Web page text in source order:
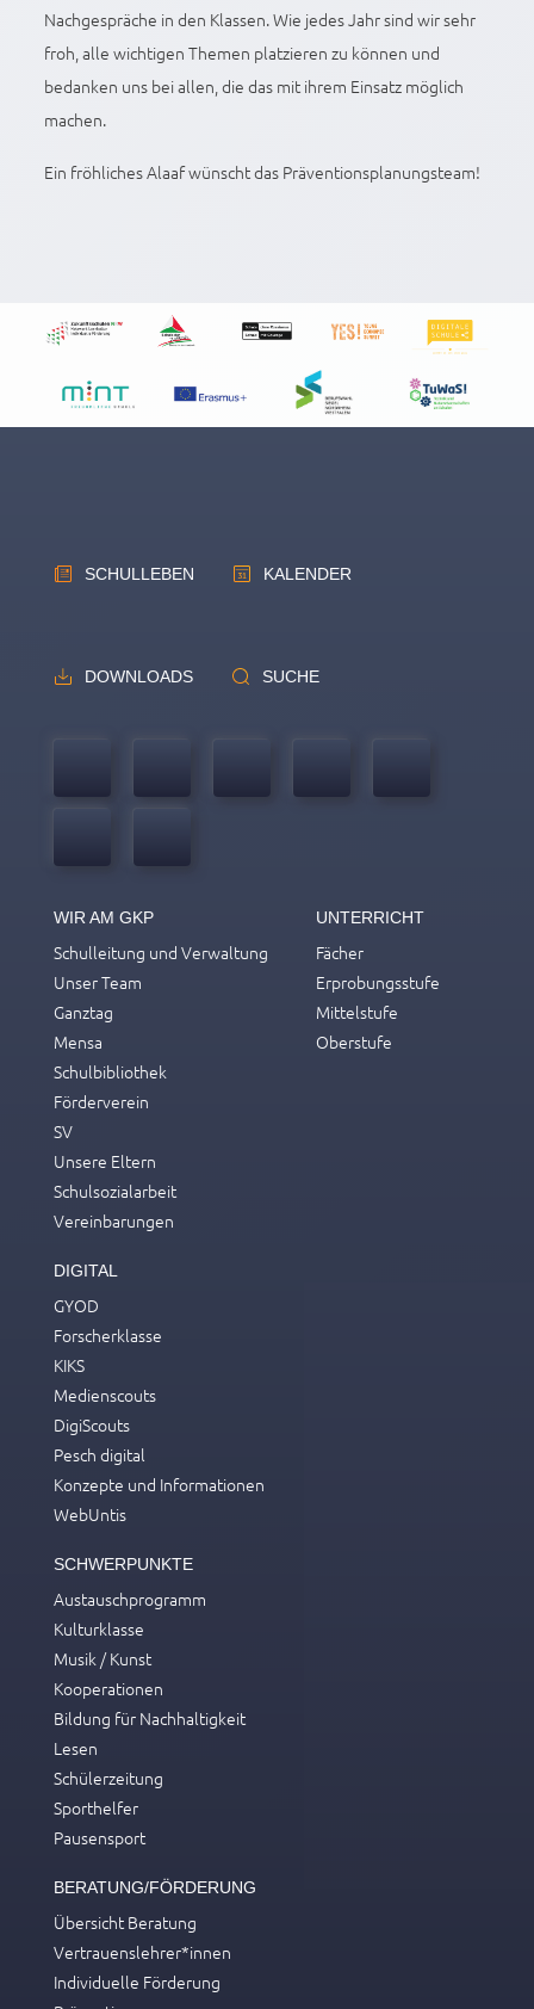
Nachgespräche in den Klassen. Wie jedes Jahr sind wir sehr
froh, alle wichtigen Themen platzieren zu können und
bedanken uns bei allen, die das mit ihrem Einsatz möglich
machen.
Ein fröhliches Alaaf wünscht das Präventionsplanungsteam!
SCHULLEBEN KALENDER
DOWNLOADS SUCHE
WIR AM GKP
Schulleitung und Verwaltung
Unser Team
Ganztag
Mensa
Schulbibliothek
Förderverein
SV
Unsere Eltern
Schulsozialarbeit
Vereinbarungen
UNTERRICHT
Fächer
Erprobungsstufe
Mittelstufe
Oberstufe
DIGITAL
GYOD
Forscherklasse
KIKS
Medienscouts
DigiScouts
Pesch digital
Konzepte und Informationen
WebUntis
SCHWERPUNKTE
Austauschprogramm
Kulturklasse
Musik / Kunst
Kooperationen
Bildung für Nachhaltigkeit
Lesen
Schülerzeitung
Sporthelfer
Pausensport
BERATUNG/FÖRDERUNG
Übersicht Beratung
Vertrauenslehrer*innen
Individuelle Förderung